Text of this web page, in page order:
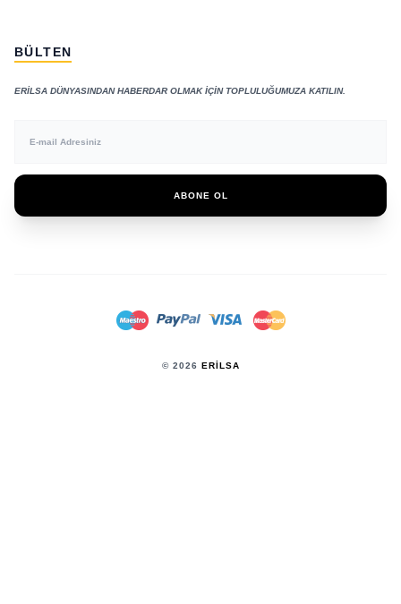
BÜLTEN
ERILSA DÜNYASINDAN HABERDAR OLMAK IÇIN TOPLULUĞUMUZA KATILIN.
ABONE OL
© 2026 ERILSA